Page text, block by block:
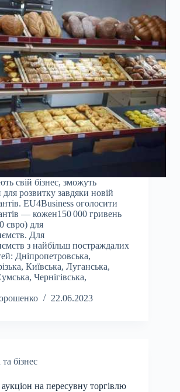
свій бізнес, зможуть
розвитку завдяки новій
EU4Business оголосити
— кожен150 000 гривень
євро) для
Для
з найбільш постраждалих
Дніпропетровська,
Київська, Луганська,
Чернігівська,
22.06.2023
бізнес
на пересувну торгівлю